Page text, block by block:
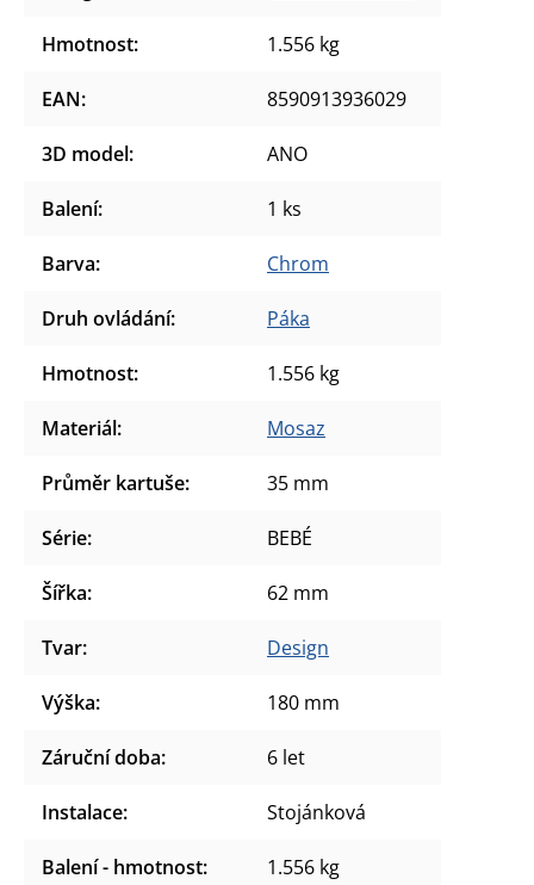
Hmotnost: 1.556 kg
EAN: 8590913936029
3D model: ANO
Balení: 1 ks
Barva: Chrom
Druh ovládání: Páka
Hmotnost: 1.556 kg
Materiál: Mosaz
Průměr kartuše: 35 mm
Série: BEBÉ
Šířka: 62 mm
Tvar: Design
Výška: 180 mm
Záruční doba: 6 let
Instalace: Stojánková
Balení - hmotnost: 1.556 kg